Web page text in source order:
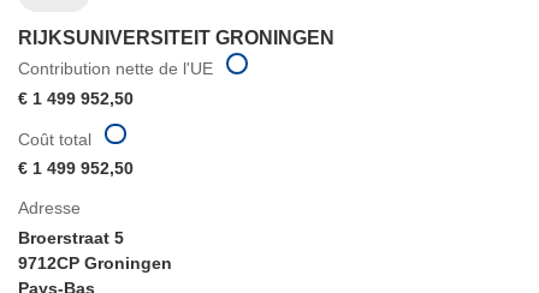
RIJKSUNIVERSITEIT GRONINGEN
Contribution nette de l'UE
€ 1 499 952,50
Adresse
Broerstraat 5
9712CP Groningen
Pays-Bas
Coût total
€ 1 499 952,50